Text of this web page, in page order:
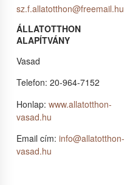
sz.f.allatotthon@freemail.hu
ÁLLATOTTHON
ALAPÍTVÁNY
Vasad
Telefon: 20-964-7152
Honlap:www.allatotthon-
vasad.hu
Email cím:info@allatotthon-
vasad.hu